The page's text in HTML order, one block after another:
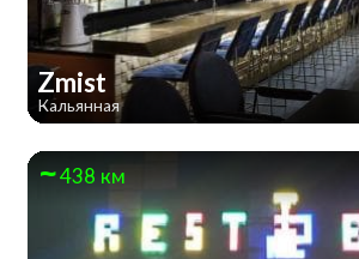
Zmist
Кальянная
438 км